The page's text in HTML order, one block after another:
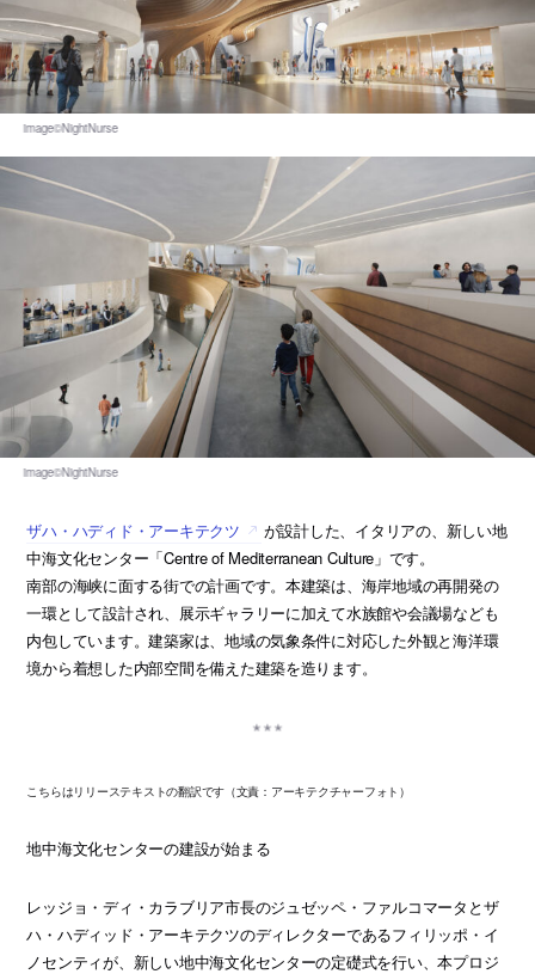
ザハ・ハディド・アーキテクツ
が設計した、イタリアの、新しい地
中海文化センター「Centre of Mediterranean Culture」です。
南部の海峡に面する街での計画です。本建築は、海岸地域の再開発の
一環として設計され、展示ギャラリーに加えて水族館や会議場なども
内包しています。建築家は、地域の気象条件に対応した外観と海洋環
境から着想した内部空間を備えた建築を造ります。
こちらはリリーステキストの翻訳です（文責：アーキテクチャーフォト）
地中海文化センターの建設が始まる
レッジョ・ディ・カラブリア市長のジュゼッペ・ファルコマータとザ
ハ・ハディッド・アーキテクツのディレクターであるフィリッポ・イ
ノセンティが、新しい地中海文化センターの定礎式を行い、本プロジ